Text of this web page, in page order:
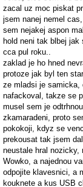
zacal uz moc piskat
jsem nanej nemel
sem nejakej aspon
hold neni tak blbej jak
cca pul roku..
zaklad je ho hned
protoze jak byl ten
ze mladsi je samicka,
nafackoval, takze se
musel sem je
zkamaradeni, proto
pokokoji, kdyz se
prekousat tak jsem
neustale hral
Wowko, a najednou
odpojite klavesnici, a
kouknete a kus USB